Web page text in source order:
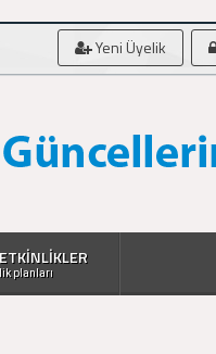
Yeni Üyelik
planları